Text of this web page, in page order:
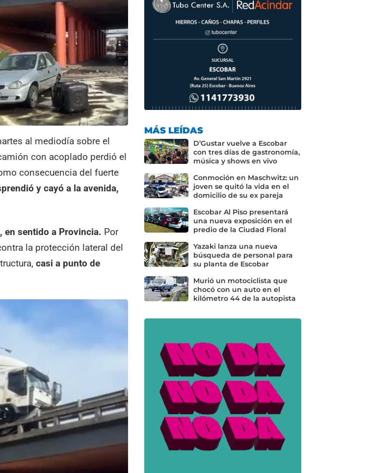
al mediodía sobre el
con acoplado perdió el
consecuencia del fuerte
y cayó a la avenida,
en sentido a Provincia. Por
la protección lateral del
casi a punto de
MÁS LEÍDAS
D’Gustar vuelve a Escobar
con tres días de gastronomía,
música y shows en vivo
Conmoción en Maschwitz: un
joven se quitó la vida en el
domicilio de su ex pareja
Escobar Al Piso presentará
una nueva exposición en el
predio de la Ciudad Floral
Yazaki lanza una nueva
búsqueda de personal para
su planta de Escobar
Murió un motociclista que
chocó con un auto en el
kilómetro 44 de la autopista